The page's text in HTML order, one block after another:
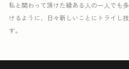
私と関わって頂けた縁ある人の一人でも
けるように、日々新しいことにトライし
す。